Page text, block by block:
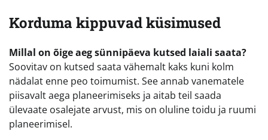
Korduma kippuvad küsimused
Millal on õige aeg sünnipäeva kutsed laiali saata?
Soovitav on kutsed saata vähemalt kaks kuni kolm
nädalat enne peo toimumist. See annab vanematele
piisavalt aega planeerimiseks ja aitab teil saada
ülevaate osalejate arvust, mis on oluline toidu ja ruumi
planeerimisel.